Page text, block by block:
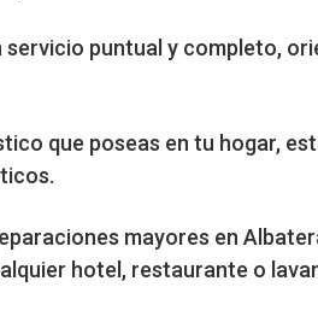
puntual y completo,
que poseas en tu hogar,
mayores en
hotel, restaurante o